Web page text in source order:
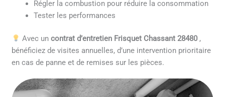
Régler la combustion pour réduire la consommation
Tester les performances
Avec un contrat d’entretien Frisquet Chassant 28480 ,
bénéficiez de visites annuelles, d’une intervention prioritaire
en cas de panne et de remises sur les pièces.